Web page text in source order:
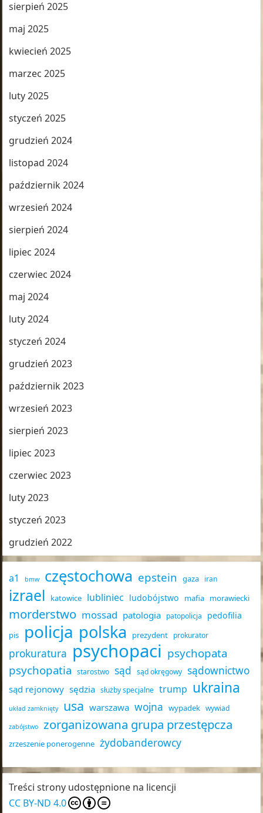
sierpień 2025
maj 2025
kwiecień 2025
marzec 2025
luty 2025
styczeń 2025
grudzień 2024
listopad 2024
październik 2024
wrzesień 2024
sierpień 2024
lipiec 2024
czerwiec 2024
maj 2024
luty 2024
styczeń 2024
grudzień 2023
październik 2023
wrzesień 2023
sierpień 2023
lipiec 2023
czerwiec 2023
luty 2023
styczeń 2023
grudzień 2022
a1 bmw częstochowa epstein gaza iran
izrael katowice lubliniec ludobójstwo mafia morawiecki
morderstwo mossad patologia patopolicja pedofilia
pis policja polska prezydent prokurator
prokuratura psychopaci psychopata
psychopatia
starostwo sąd sąd okręgowy sądownictwo
sąd rejonowy sędzia służby specjalne trump ukraina
układ zamknięty usa warszawa wojna wypadek wywiad
zabójstwo zorganizowana grupa przestępcza
zrzeszenie ponerogenne żydobanderowcy
Treści strony udostępnione na licencji
CC BY-ND 4.0